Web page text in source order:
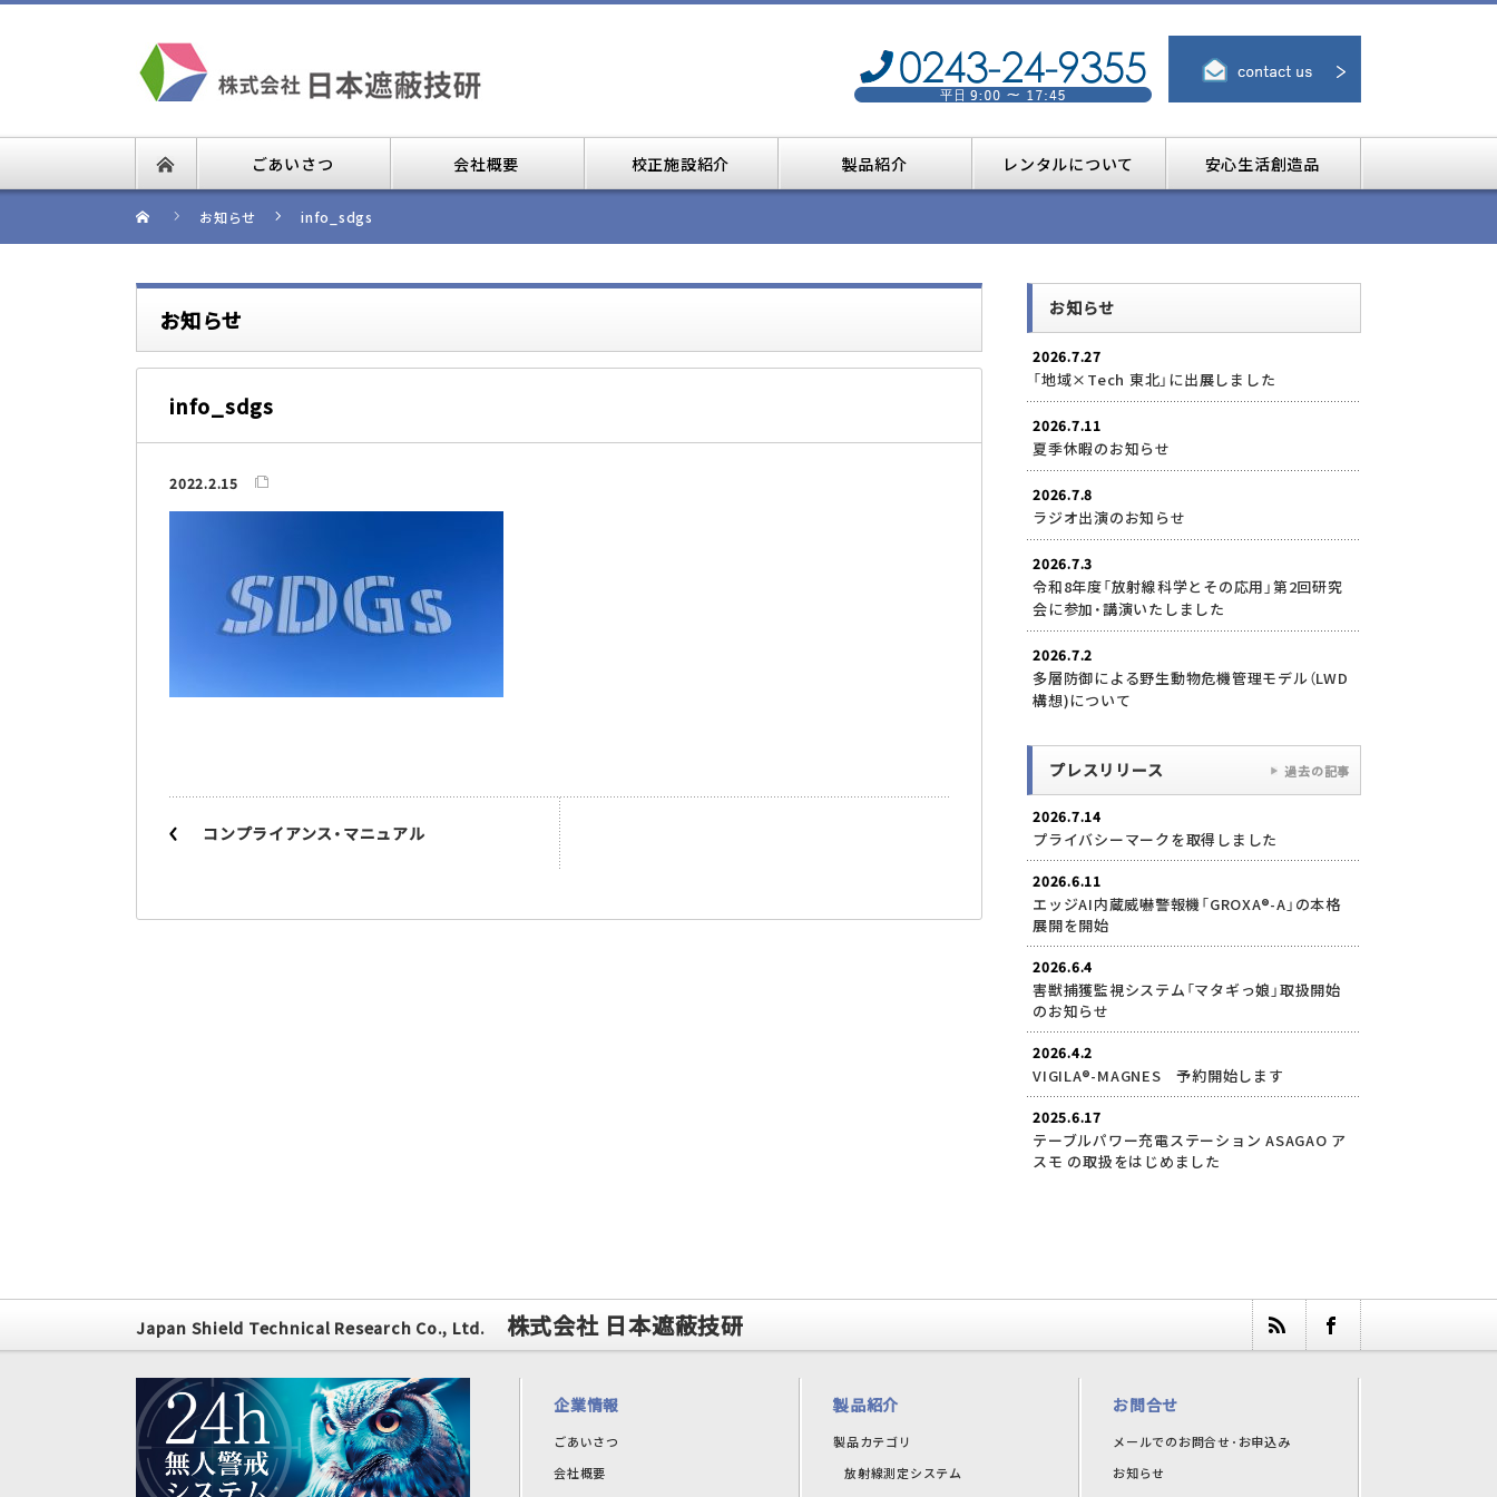
ごあいさつ 会社概要 校正施設紹介 製品紹介 レンタルについて 安心生活創造品
お知らせ info_sdgs
お知らせ
info_sdgs
2022.2.15
コンプライアンス・マニュアル
お知らせ
2026.7.27
「地域×Tech 東北」に出展しました
2026.7.11
夏季休暇のお知らせ
2026.7.8
ラジオ出演のお知らせ
2026.7.3
令和8年度「放射線科学とその応用」第2回研究
会に参加・講演いたしました
2026.7.2
多層防御による野生動物危機管理モデル（LWD
構想)について
プレスリリース
2026.7.14
プライバシーマークを取得しました
2026.6.11
エッジAI内蔵威嚇警報機「GROXA®-A」の本格
展開を開始
2026.6.4
害獣捕獲監視システム「マタギっ娘」取扱開始
のお知らせ
2026.4.2
VIGILA®-MAGNES 予約開始します
2025.6.17
テーブルパワー充電ステーション ASAGAO ア
スモ の取扱をはじめました
過去の記事
Japan Shield Technical Research Co., Ltd. 株式会社 日本遮蔽技研
企業情報
ごあいさつ
会社概要
製品紹介
製品カテゴリ
放射線測定システム
お問合せ
メールでのお問合せ･お申込み
お知らせ